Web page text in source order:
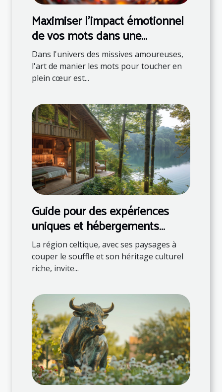
Maximiser l'impact émotionnel
de vos mots dans une
correspondance romantique
Dans l'univers des missives amoureuses,
l'art de manier les mots pour toucher en
plein cœur est...
Guide pour des expériences
uniques et hébergements
naturels en région celtique
La région celtique, avec ses paysages à
couper le souffle et son héritage culturel
riche, invite...